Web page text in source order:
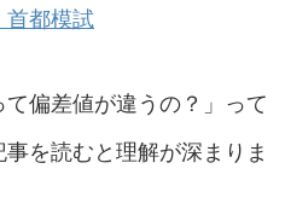
首都模試
偏差値が違うの？」って
を読むと理解が深まりま